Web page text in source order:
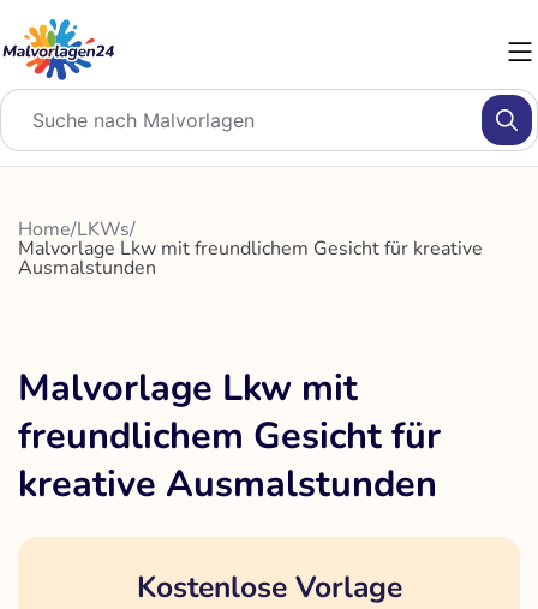
Inhalt
springen
Home/LKWs/
Malvorlage Lkw mit freundlichem Gesicht für kreative
Ausmalstunden
Malvorlage Lkw mit
freundlichem Gesicht für
kreative Ausmalstunden
Kostenlose Vorlage